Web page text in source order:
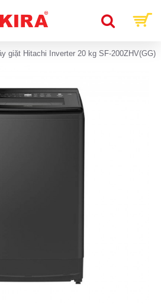
giặt Hitachi Inverter 20 kg SF-200ZHV(GG)